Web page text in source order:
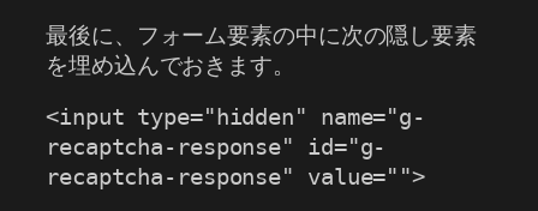
最後に、フォーム要素の中に次の隠し要素
を埋め込んでおきます。
<input type="hidden" name="g-
recaptcha-response" id="g-
recaptcha-response" value="">